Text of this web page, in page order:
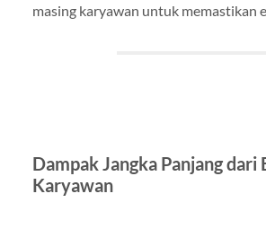
masing karyawan untuk memastikan
Dampak Jangka Panjang dari
Karyawan